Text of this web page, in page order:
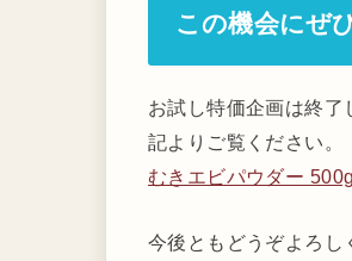
この機会にぜ
お試し特価企画は終
記よりご覧ください。
むきエビパウダー
今後ともどうぞよろし